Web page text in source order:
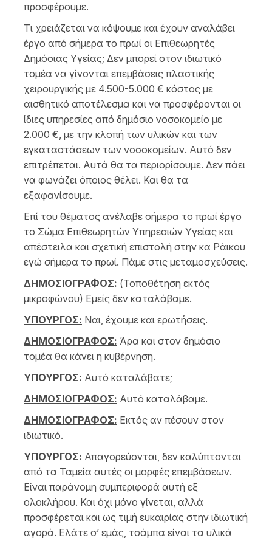
προσφέρουμε.
Τι χρειάζεται να κόψουμε και έχουν αναλάβει
έργο από σήμερα το πρωί οι Επιθεωρητές
Δημόσιας Υγείας; Δεν μπορεί στον ιδιωτικό
τομέα να γίνονται επεμβάσεις πλαστικής
χειρουργικής με 4.500-5.000 € κόστος με
αισθητικό αποτέλεσμα και να προσφέρονται οι
ίδιες υπηρεσίες από δημόσιο νοσοκομείο με
2.000 €, με την κλοπή των υλικών και των
εγκαταστάσεων των νοσοκομείων. Αυτό δεν
επιτρέπεται. Αυτά θα τα περιορίσουμε. Δεν πάει
να φωνάζει όποιος θέλει. Και θα τα
εξαφανίσουμε.
Επί του θέματος ανέλαβε σήμερα το πρωί έργο
το Σώμα Επιθεωρητών Υπηρεσιών Υγείας και
απέστειλα και σχετική επιστολή στην κα Ράικου
εγώ σήμερα το πρωί. Πάμε στις μεταμοσχεύσεις.
ΔΗΜΟΣΙΟΓΡΑΦΟΣ: (Τοποθέτηση εκτός
μικροφώνου) Εμείς δεν καταλάβαμε.
ΥΠΟΥΡΓΟΣ: Ναι, έχουμε και ερωτήσεις.
ΔΗΜΟΣΙΟΓΡΑΦΟΣ: Άρα και στον δημόσιο
τομέα θα κάνει η κυβέρνηση.
ΥΠΟΥΡΓΟΣ: Αυτό καταλάβατε;
ΔΗΜΟΣΙΟΓΡΑΦΟΣ: Αυτό καταλάβαμε.
ΔΗΜΟΣΙΟΓΡΑΦΟΣ: Εκτός αν πέσουν στον
ιδιωτικό.
ΥΠΟΥΡΓΟΣ: Απαγορεύονται, δεν καλύπτονται
από τα Ταμεία αυτές οι μορφές επεμβάσεων.
Είναι παράνομη συμπεριφορά αυτή εξ
ολοκλήρου. Και όχι μόνο γίνεται, αλλά
προσφέρεται και ως τιμή ευκαιρίας στην ιδιωτική
αγορά. Ελάτε σ’ εμάς, τσάμπα είναι τα υλικά